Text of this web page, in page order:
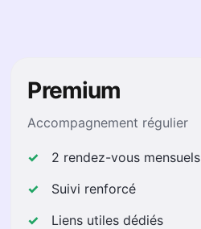
Premium
Accompagnement régulier
2 rendez-vous mensuels
Suivi renforcé
Liens utiles dédiés